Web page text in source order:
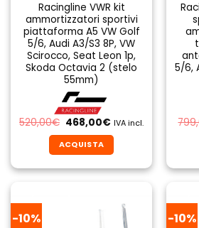
Racingline VWR kit
ammortizzatori sportivi
piattaforma A5 VW Golf
5/6, Audi A3/S3 8P, VW
Scirocco, Seat Leon 1p,
Skoda Octavia 2 (stelo
55mm)
520,00€ Il
prezzo
originale
era:
520,00€.
468,00€Il
attuale
è:
468,00€.
IVA incl.
ACQUISTA
5/6,
-10% -10%